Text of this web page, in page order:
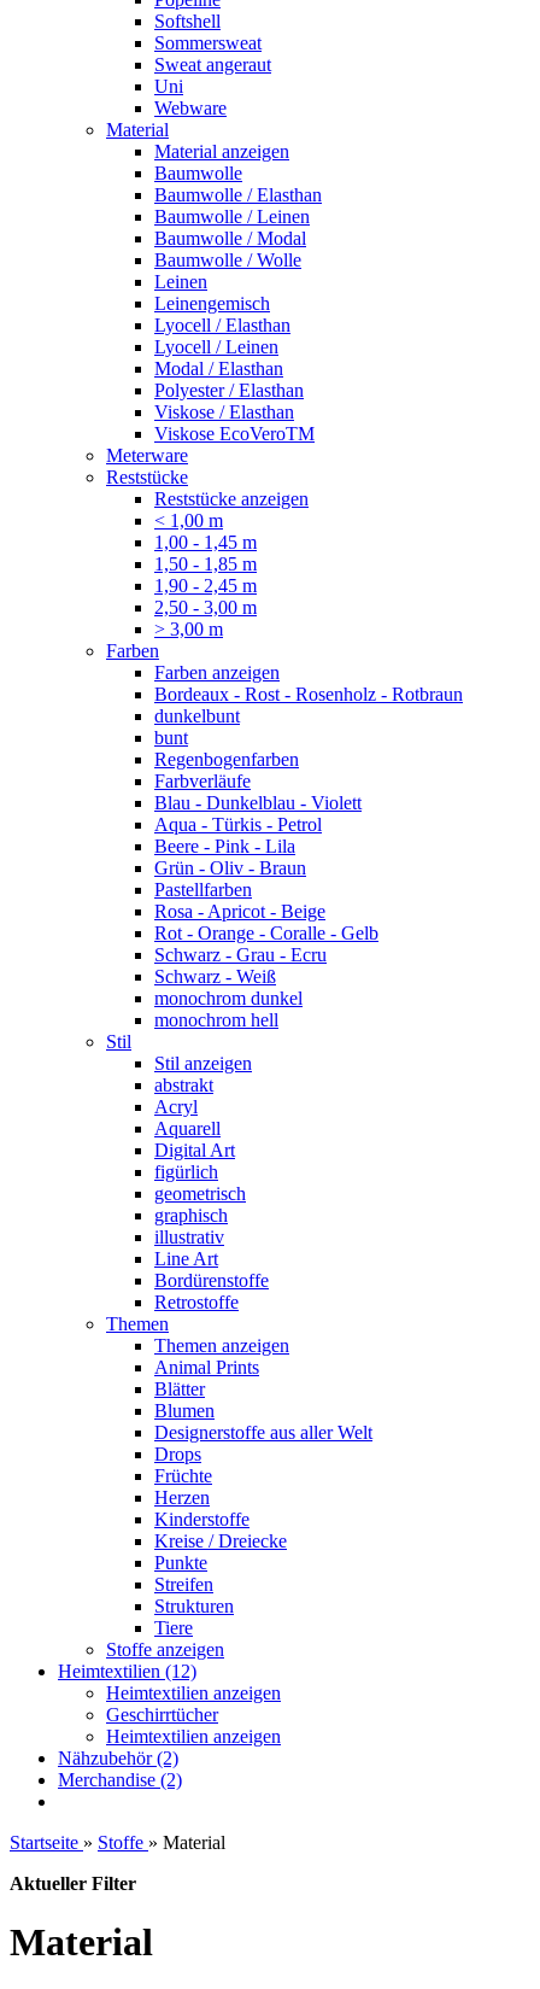
Softshell
Sommersweat
Sweat angeraut
Uni
Webware
Material
Material anzeigen
Baumwolle
Baumwolle / Elasthan
Baumwolle / Leinen
Baumwolle / Modal
Baumwolle / Wolle
Leinen
Leinengemisch
Lyocell / Elasthan
Lyocell / Leinen
Modal / Elasthan
Polyester / Elasthan
Viskose / Elasthan
Viskose EcoVeroTM
Meterware
Reststücke
Reststücke anzeigen
< 1,00 m
1,00 - 1,45 m
1,50 - 1,85 m
1,90 - 2,45 m
2,50 - 3,00 m
> 3,00 m
Farben
Farben anzeigen
Bordeaux - Rost - Rosenholz - Rotbraun
dunkelbunt
bunt
Regenbogenfarben
Farbverläufe
Blau - Dunkelblau - Violett
Aqua - Türkis - Petrol
Beere - Pink - Lila
Grün - Oliv - Braun
Pastellfarben
Rosa - Apricot - Beige
Rot - Orange - Coralle - Gelb
Schwarz - Grau - Ecru
Schwarz - Weiß
monochrom dunkel
monochrom hell
Stil
Stil anzeigen
abstrakt
Acryl
Aquarell
Digital Art
figürlich
geometrisch
graphisch
illustrativ
Line Art
Bordürenstoffe
Retrostoffe
Themen
Themen anzeigen
Animal Prints
Blätter
Blumen
Designerstoffe aus aller Welt
Drops
Früchte
Herzen
Kinderstoffe
Kreise / Dreiecke
Punkte
Streifen
Strukturen
Tiere
Stoffe anzeigen
Heimtextilien (12)
Heimtextilien anzeigen
Geschirrtücher
Heimtextilien anzeigen
Nähzubehör (2)
Merchandise (2)
Startseite » Stoffe » Material
Aktueller Filter
Material